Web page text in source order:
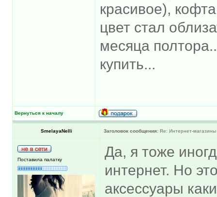
красивое),
цвет стал
месяца
купить...
Вернуться к началу
SmelayaNelli Заголовок сообщения: Re: Интернет-магазины
Поставила палатку
Да, я тоже
интернет. Но
аксессуары